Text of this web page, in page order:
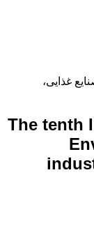
غذایی،
The tenth